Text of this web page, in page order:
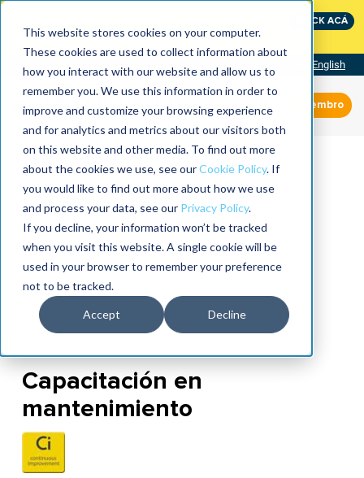
This website stores cookies on your computer.
These cookies are used to collect information about
how you interact with our website and allow us to
remember you. We use this information in order to
improve and customize your browsing experience
and for analytics and metrics about our visitors both
on this website and other media. To find out more
about the cookies we use, see ourCookie Policy. If
you would like to find out more about how we use
and process your data, see our Privacy Policy.
If you decline, your information won’t be tracked
when you visit this website. A single cookie will be
used in your browser to remember your preference
not to be tracked.
Accept Decline
The Speed of Reliability
CLICK ACÁ
English
Miembro
Capacitación en
mantenimiento